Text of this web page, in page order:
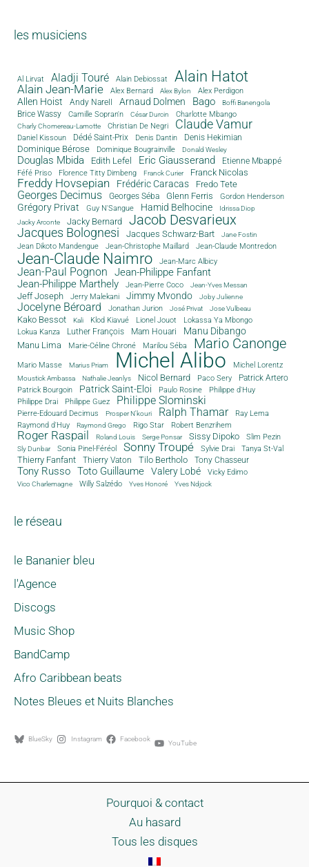
les musiciens
Al Lirvat Aladji Touré Alain Debiossat Alain Hatot
Alain Jean-Marie Alex Bernard Alex Bylon Alex Perdigon
Allen Hoist Andy Narell Arnaud Dolmen Bago Boffi Banengola
Brice Wassy Camille Sopran'n César Durcin Charlotte Mbango
Charly Chomereau-Lamotte Christian De Negri Claude Vamur
Daniel Kissoun Dédé Saint-Prix Denis Dantin Denis Hekimian
Dominique Bérose Dominique Bougrainville Donald Wesley
Douglas Mbida Edith Lefel Eric Giausserand Etienne Mbappé
Féfé Priso Florence Titty Dimbeng Franck Curier Franck Nicolas
Freddy Hovsepian Frédéric Caracas Fredo Tete
Georges Decimus Georges Séba Glenn Ferris Gordon Henderson
Grégory Privat Guy N'Sangue Hamid Belhocine
Idrissa Diop
Jacky Arconte
Jacky Bernard Jacob Desvarieux
Jacques Bolognesi Jacques Schwarz-Bart Jane Fostin
Jean Dikoto Mandengue Jean-Christophe Maillard Jean-Claude Montredon
Jean-Claude Naimro Jean-Marc Albicy
Jean-Paul Pognon
Jean-Philippe Fanfant
Jean-Philippe Marthely
Jean-Pierre Coco Jean-Yves Messan
Jeff Joseph Jerry Malekani Jimmy Mvondo Joby Julienne
Jocelyne Béroard Jonathan Jurion José Privat Jose Vulbeau
Kako Bessot Kali Klod Kiavué Lionel Jouot
Lokassa Ya Mbongo
Lokua Kanza
Luther François Mam Houari Manu Dibango
Manu Lima Marie-Céline Chroné Marilou Séba Mario Canonge
Mario Masse Marius Priam Michel Alibo Michel Lorentz
Moustick Ambassa Nathalie Jeanlys Nicol Bernard Paco Sery
Patrick Artero
Patrick Bourgoin
Patrick Saint-Eloi Paulo Rosine
Philippe d'Huy
Philippe Drai
Philippe Guez Philippe Slominski
Pierre-Edouard Decimus Prosper N'kouri Ralph Thamar
Ray Lema
Raymond d'Huy
Raymond Grego Rigo Star Robert Benzrihem
Roger Raspail Roland Louis Serge Ponsar Sissy Dipoko Slim Pezin
Sly Dunbar Sonia Pinel-Féréol Sonny Troupé Sylvie Drai Tanya St-Val
Thierry Fanfant Thierry Vaton Tilo Bertholo Tony Chasseur
Tony Russo Toto Guillaume Valery Lobé Vicky Edimo
Vico Charlemagne Willy Salzédo Yves Honoré Yves Ndjock
le réseau
le Bananier bleu
l'Agence
Discogs
Music Shop
BandCamp
Afro Caribbean beats
Notes Bleues et Nuits Blanches
BlueSky Instagram Facebook YouTube
Pourquoi & contact
Au hasard
Tous les disques